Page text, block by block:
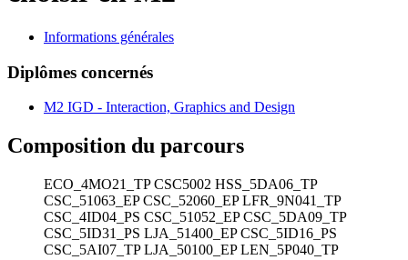
Informations générales
Diplômes concernés
M2 IGD - Interaction, Graphics and Design
Composition du parcours
ECO_4MO21_TP CSC5002 HSS_5DA06_TP
CSC_51063_EP CSC_52060_EP LFR_9N041_TP
CSC_4ID04_PS CSC_51052_EP CSC_5DA09_TP
CSC_5ID31_PS LJA_51400_EP CSC_5ID16_PS
CSC_5AI07_TP LJA_50100_EP LEN_5P040_TP